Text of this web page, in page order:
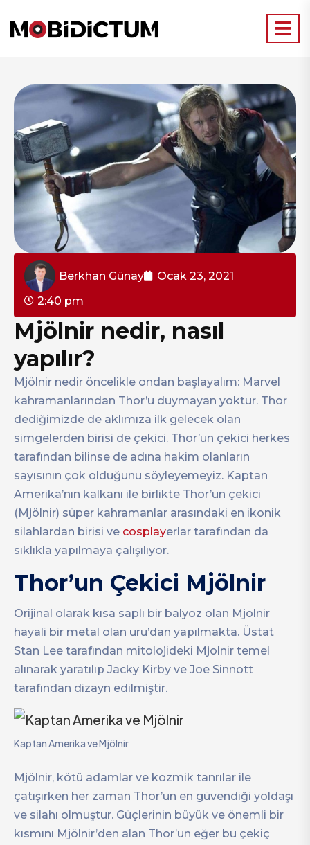
Berkhan Günay
Ocak 23, 2021
2:40 pm
Mjölnir nedir, nasıl
yapılır?
Mjölnir nedir öncelikle ondan başlayalım: Marvel
kahramanlarından Thor’u duymayan yoktur. Thor
dediğimizde de aklımıza ilk gelecek olan
simgelerden birisi de çekici. Thor’un çekici herkes
tarafından bilinse de adına hakim olanların
sayısının çok olduğunu söyleyemeyiz. Kaptan
Amerika’nın kalkanı ile birlikte Thor’un çekici
(Mjölnir) süper kahramanlar arasındaki en ikonik
silahlardan birisi ve cosplayerlar tarafından da
sıklıkla yapılmaya çalışılıyor.
Thor’un Çekici Mjölnir
Orijinal olarak kısa saplı bir balyoz olan Mjolnir
hayali bir metal olan uru’dan yapılmakta. Üstat
Stan Lee tarafından mitolojideki Mjolnir temel
alınarak yaratılıp Jacky Kirby ve Joe Sinnott
tarafından dizayn edilmiştir.
Kaptan Amerika ve Mjölnir
Mjölnir, kötü adamlar ve kozmik tanrılar ile
çatışırken her zaman Thor’un en güvendiği yoldaşı
ve silahı olmuştur. Güçlerinin büyük ve önemli bir
kısmını Mjölnir’den alan Thor’un eğer bu çekiç